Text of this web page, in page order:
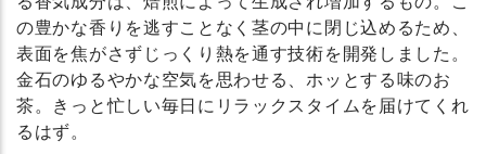
の豊かな香りを逃すことなく茎の中に閉じ込めるため、
表面を焦がさずじっくり熱を通す技術を開発しました。
金石のゆるやかな空気を思わせる、ホッとする味のお
茶。きっと忙しい毎日にリラックスタイムを届けてくれ
るはず。